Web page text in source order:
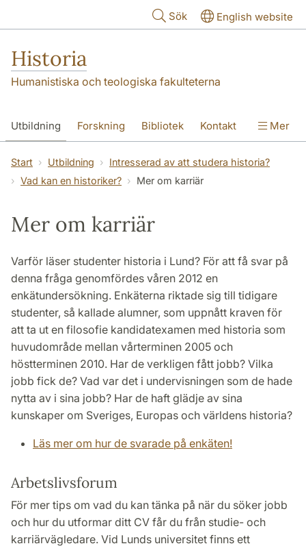
Sök English website
Historia
Humanistiska och teologiska fakulteterna
Utbildning Forskning Bibliotek Kontakt
Om oss
Mer
Start Utbildning
Intresserad av att studera historia?
Vad kan en historiker?
Mer om karriär
Mer om karriär
Varför läser studenter historia i Lund? För att få svar på
denna fråga genomfördes våren 2012 en
enkätundersökning. Enkäterna riktade sig till tidigare
studenter, så kallade alumner, som uppnått kraven för
att ta ut en filosofie kandidatexamen med historia som
huvudområde mellan vårterminen 2005 och
höstterminen 2010. Har de verkligen fått jobb? Vilka
jobb fick de? Vad var det i undervisningen som de hade
nytta av i sina jobb? Har de haft glädje av sina
kunskaper om Sveriges, Europas och världens historia?
Läs mer om hur de svarade på enkäten!
Arbetslivsforum
För mer tips om vad du kan tänka på när du söker jobb
och hur du utformar ditt CV får du från studie- och
karriärvägledare. Vid Lunds universitet finns ett